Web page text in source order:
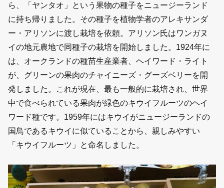
ら、「ヤンタオ」という果物の種子をニュージーランド
に持ち帰りました。その種子を植物学者のアレキサンダ
ー・アリソンに渡し栽培を依頼。アリソン氏はワンガヌ
イの地元農地で同種子の栽培を開始しました。1924年に
は、オークランドの種苗生産業者、ヘイワード・ライト
が、グリーンの果肉のチャイニーズ・グーズベリーを開
発しました。これが現在、最も一般的に栽培され、世界
中で食べられている果肉が緑色のキウイフルーツのヘイ
ワード種です。1959年にはキウイがニュージーランドの
国鳥であるキウイに似ていることから、親しみやすい
「キウイフルーツ」と命名しました。